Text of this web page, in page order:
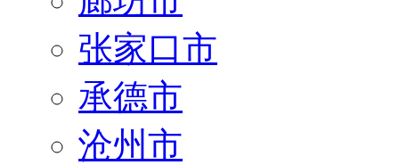
张家口市
承德市
沧州市